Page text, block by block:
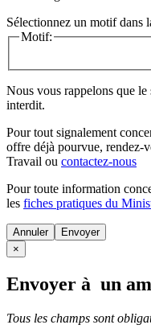
Sélectionnez un motif dans
Motif:
Nous vous rappelons que
interdit.
Pour tout signalement
offre déjà pourvue, rendez-
Travail ou contactez-nous
Pour toute information
les fiches pratiques du
Annuler
×
Envoyer à un
Tous les champs sont